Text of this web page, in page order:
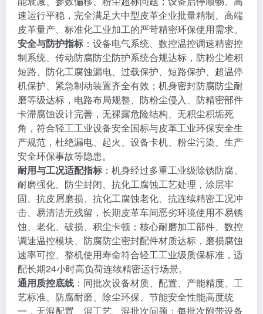
速运行平稳，完全满足大中型皮革企业批量精制、高端
皮革量产、标准化工业加工的严苛精密环保使用需求。
安全与防护指标 ：设备电气系统、数控温控调速精密控
制系统、传动防腐防尘防护系统合规达标，防粉尘堆积
短路、防化工腐蚀漏电、过载保护、短路保护、超温停
机保护、紧急制动装置齐全有效；机身密封防腐防尘耐
磨等级达标，电路布局规整、防粉尘侵入、防精密部件
卡滞腐蚀设计完善，无裸露危险结构、无积尘积垢死
角，符合轻工工业设备安全国标与皮革工业环保安全生
产规范，杜绝漏电、起火、设备卡机、粉尘污染、生产
安全环保事故等隐患。
耐用与工况适配指标 ：机身经过多重工业级除锈防腐、
耐磨强化、防尘封闭、抗化工腐蚀工艺处理，涂层牢
固、抗皮屑磨损、抗化工腐蚀老化、抗连续精密工况冲
击、易清洁无残留，长期皮革车间恶劣环境使用不易锈
蚀、老化、破损、积尘卡顿；核心耐磨加工部件、数控
调速温控模块、防腐防尘密封配件材质达标，磨损腐蚀
速率可控、整机使用寿命符合轻工工业级质保标准，适
配长期24小时高负荷连续精密运行场景。
通用质控底线 ：同批次设备材质、配置、产能精度、工
艺标准、防腐耐磨、除尘环保、节能安全性能高度统
一，无混配置、混工艺、混批次问题；每批次附带设备